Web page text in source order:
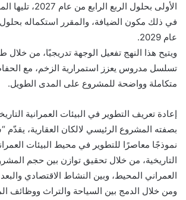
الأولى بحلول الربع
في ذلك مكون الضيافة، والمقرر استكماله بحلول
عام 2029.
ويتيح هذا النهج تفعيل الوجهة تدريجيًا، من
تسلسل مدروس يعزز استمرارية الزخم، مع
متكاملة وواضحة للمشروع على المدى الطويل.
إعادة تعريف التطوير في البيئات العمرانية
بصفته المشروع الرئيسي لالكان العقارية، يقدّم
نموذجًا معاصرًا للتطوير في محيط البيئات
التاريخية، من خلال تحقيق توازن بين حجم
العمراني المحيط، وبين النشاط الاقتصادي
ومن خلال الدمج بين السياحة والتراث ووظائف